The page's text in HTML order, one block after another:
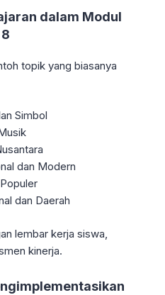
dalam Modul
topik yang biasanya
Simbol
dan Modern
dan Daerah
lembar kerja siswa,
kinerja.